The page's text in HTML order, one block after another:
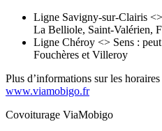
Ligne Savigny-sur-Clairis
La Belliole, Saint-Valérien,
Ligne Chéroy <> Sens :
Fouchères et Villeroy
Plus d’informations sur les
www.viamobigo.fr
Covoiturage ViaMobigo